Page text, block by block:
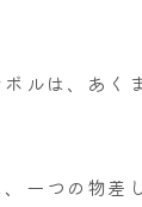
ボルは、あく
一つの物差